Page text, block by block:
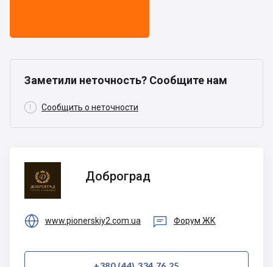
Заметили неточность? Сообщите нам
 Сообщить о неточности
Доброград
Доброград
 www.pionerskiy2.com.ua  Форум ЖК